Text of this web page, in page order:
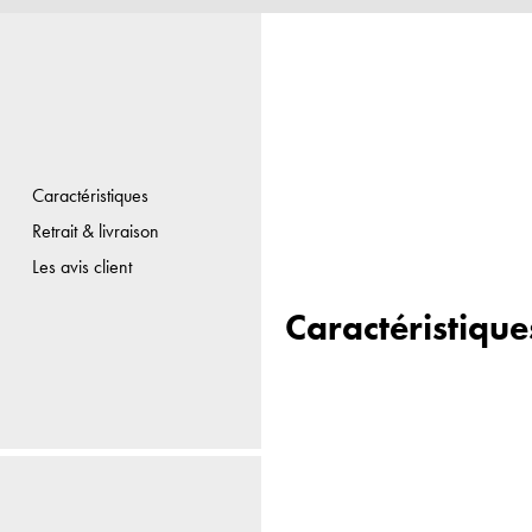
Caractéristiques
Retrait & livraison
Les avis client